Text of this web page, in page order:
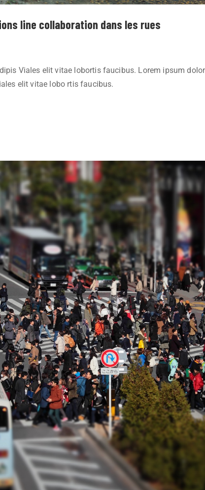
line collaboration dans les rues
Viales elit vitae lobortis faucibus. Lorem ipsum
elit vitae lobo rtis faucibus.